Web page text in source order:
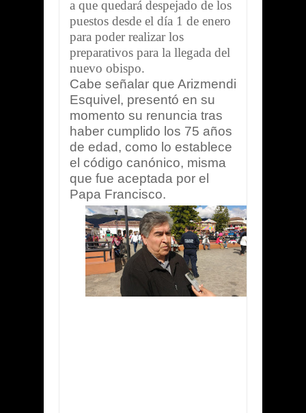
a que quedará despejado de los
puestos desde el día 1 de enero
para poder realizar los
preparativos para la llegada del
nuevo obispo.
Cabe señalar que Arizmendi
Esquivel, presentó en su
momento su renuncia tras
haber cumplido los 75 años
de edad, como lo establece
el código canónico, misma
que fue aceptada por el
Papa Francisco.